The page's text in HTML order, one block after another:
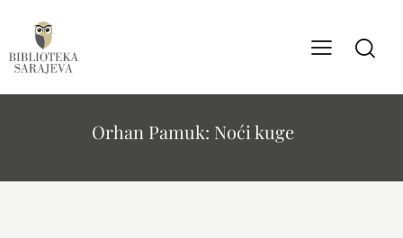
Orhan Pamuk: Noći kuge